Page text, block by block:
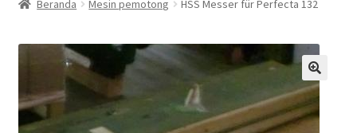
perlindungan data
Beranda Mesin pemotong HSS Messer für Perfecta 132